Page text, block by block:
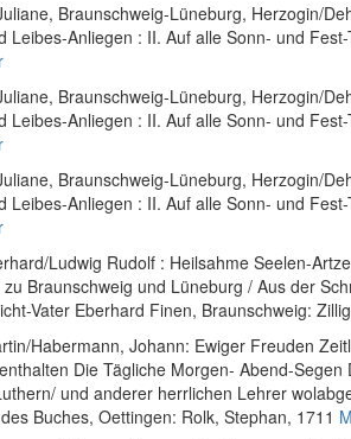
Braunschweig-Lüneburg, Herzogin/
Leibes-Anliegen : II. Auf alle Sonn- und
Braunschweig-Lüneburg, Herzogin/
Leibes-Anliegen : II. Auf alle Sonn- und
Braunschweig-Lüneburg, Herzogin/
Leibes-Anliegen : II. Auf alle Sonn- und
/Ludwig Rudolf : Heilsahme Seelen-
Braunschweig und Lüneburg / Aus der
Vater Eberhard Finen, Braunschweig:
/Habermann, Johann: Ewiger Freuden
Die Tägliche Morgen- Abend-
und anderer herrlichen Lehrer
Buches, Oettingen: Rolk, Stephan, 1711